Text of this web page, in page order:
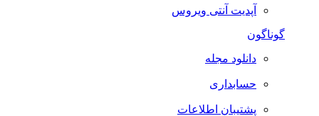
آپدیت آنتی ویروس
گوناگون
دانلود مجله
حسابداری
پشتیبان اطلاعات